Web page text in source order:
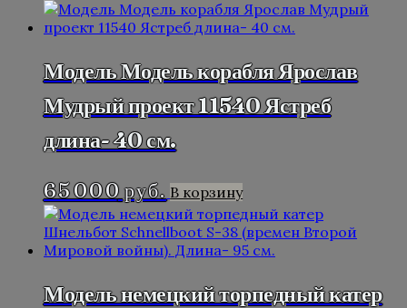
Модель Модель корабля Ярослав
Мудрый проект 11540 Ястреб
длина- 40 см.
65 000руб. В корзину
Модель немецкий торпедный катер